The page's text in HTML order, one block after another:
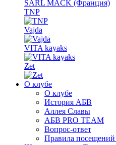
SARL MACK (Франция)
TNP
Vajda
VITA kayaks
Zet
О клубе
О клубе
История АБВ
Аллея Славы
АБВ PRO TEAM
Вопрос-ответ
Правила посещений